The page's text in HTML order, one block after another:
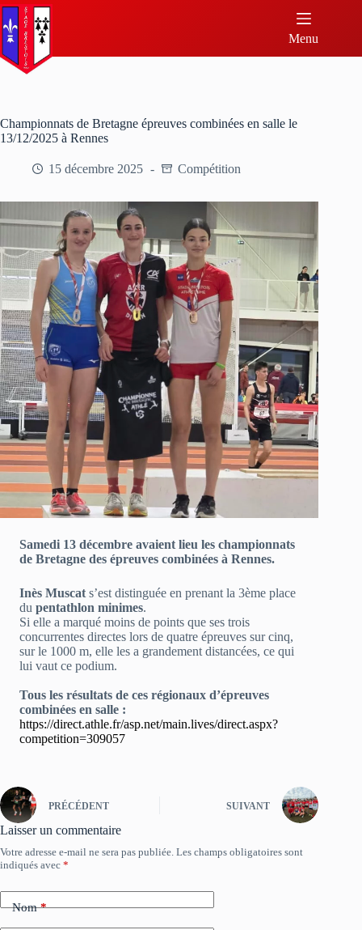
Menu
Championnats de Bretagne épreuves combinées en salle le
13/12/2025 à Rennes
15 décembre 2025 Compétition
Samedi 13 décembre avaient lieu les championnats
de Bretagne des épreuves combinées à Rennes.
Inès Muscat s’est distinguée en prenant la 3ème place
du pentathlon minimes.
Si elle a marqué moins de points que ses trois
concurrentes directes lors de quatre épreuves sur cinq,
sur le 1000 m, elle les a grandement distancées, ce qui
lui vaut ce podium.
Tous les résultats de ces régionaux d’épreuves
combinées en salle :
https://direct.athle.fr/asp.net/main.lives/direct.aspx?
competition=309057
PRÉCÉDENT SUIVANT
Laisser un commentaire
Votre adresse e-mail ne sera pas publiée. Les champs obligatoires sont
indiqués avec *
Nom*